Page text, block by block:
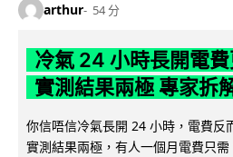
arthur 54 分
冷氣 24 小時長開電
實測結果兩極 專家拆
你信唔信冷氣長開 24 小時，電費反
實測結果兩極，有人一個月電費只